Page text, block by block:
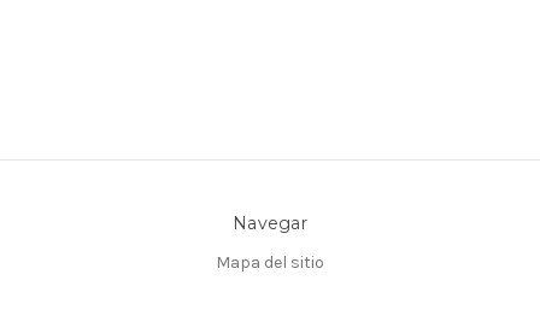
Navegar
Mapa del sitio